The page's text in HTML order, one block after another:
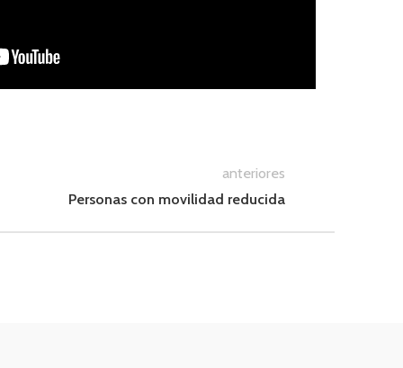
anteriores
Personas con movilidad reducida